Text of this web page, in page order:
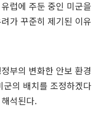
럽에 주둔 중인 미군을
가 꾸준히 제기된 이유
부의 변화한 안보 환경
의 배치를 조정하겠다
석된다.